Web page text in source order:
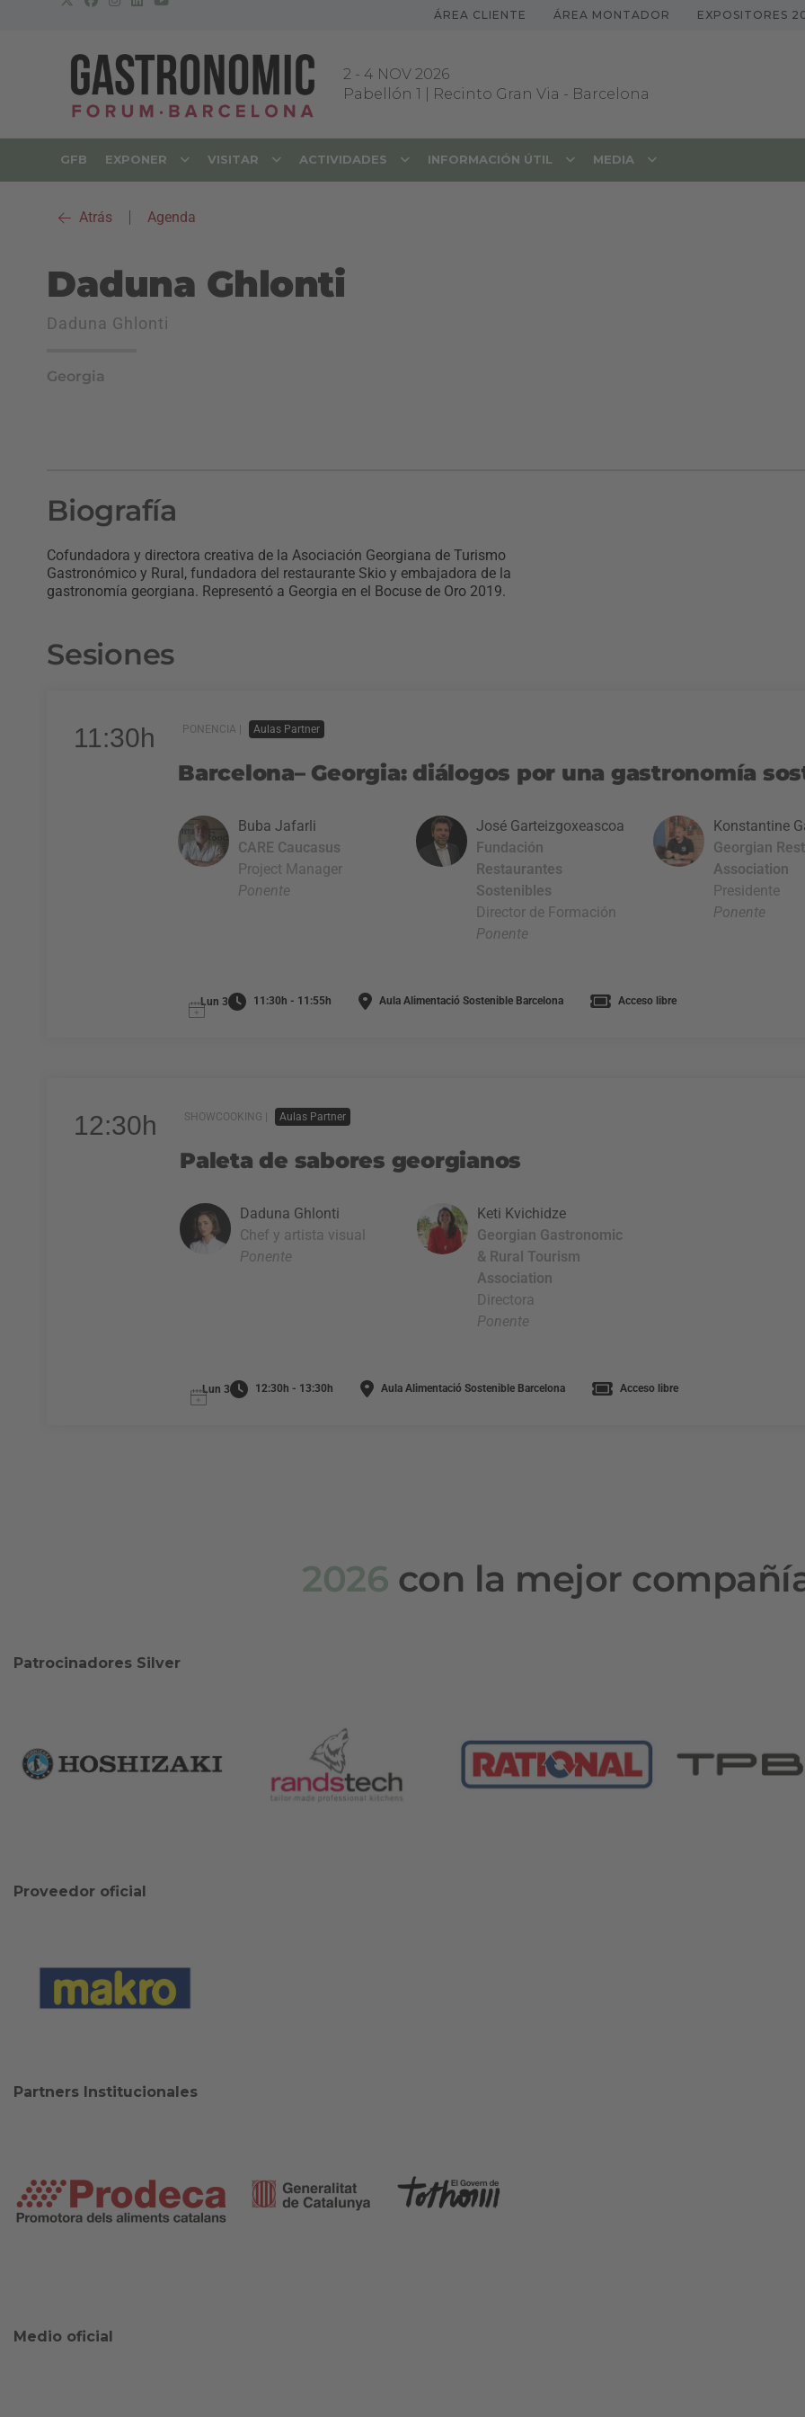
ÁREA CLIENTE ÁREA MONTADOR EXPOSITORES
2 - 4 NOV 2026
Pabellón 1 | Recinto Gran Via - Barcelona
GFB EXPONER VISITAR ACTIVIDADES INFORMACIÓN ÚTIL MEDIA
Atrás Agenda
Daduna Ghlonti
Daduna Ghlonti
Georgia
Biografía
Cofundadora y directora creativa de la Asociación Georgiana de Turismo
Gastronómico y Rural, fundadora del restaurante Skio y embajadora de la
gastronomía georgiana. Representó a Georgia en el Bocuse de Oro 2019.
Sesiones
11:30h PONENCIA | Aulas Partner
Barcelona– Georgia: diálogos por una gastronomía
Buba Jafarli
CARE Caucasus
Project Manager
Ponente
José Garteizgoxeascoa
Fundación
Restaurantes
Sostenibles
Director de Formación
Ponente
Konstantine
Georgian
Association
Presidente
Ponente
Lun 3 11:30h - 11:55h Aula Alimentació Sostenible Barcelona Acceso libre
12:30h SHOWCOOKING | Aulas Partner
Paleta de sabores georgianos
Daduna Ghlonti
Chef y artista visual
Ponente
Keti Kvichidze
Georgian Gastronomic
& Rural Tourism
Association
Directora
Ponente
Lun 3 12:30h - 13:30h Aula Alimentació Sostenible Barcelona Acceso libre
2026 con la mejor
Patrocinadores Silver
Proveedor oficial
Partners Institucionales
Medio oficial